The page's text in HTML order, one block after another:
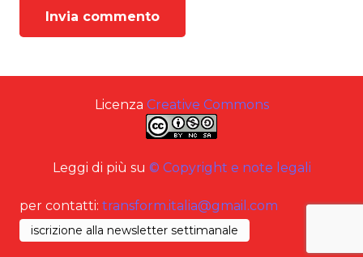
Invia commento
Licenza Creative Commons
Leggi di più su © Copyright e note legali
per contatti: transform.italia@gmail.com
iscrizione alla newsletter settimanale